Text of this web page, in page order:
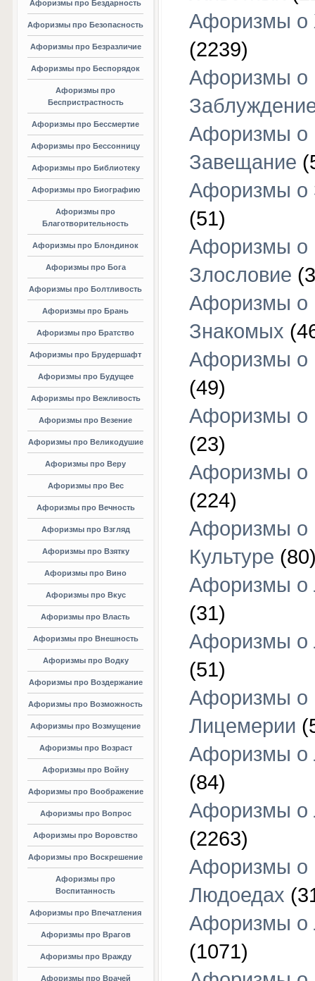
Афоризмы про Бездарность
Афоризмы про Безопасность
Афоризмы про Безразличие
Афоризмы про Беспорядок
Афоризмы про
Беспристрастность
Афоризмы про Бессмертие
Афоризмы про Бессонницу
Афоризмы про Библиотеку
Афоризмы про Биографию
Афоризмы про
Благотворительность
Афоризмы про Блондинок
Афоризмы про Бога
Афоризмы про Болтливость
Афоризмы про Брань
Афоризмы про Братство
Афоризмы про Брудершафт
Афоризмы про Будущее
Афоризмы про Вежливость
Афоризмы про Везение
Афоризмы про Великодушие
Афоризмы про Веру
Афоризмы про Вес
Афоризмы про Вечность
Афоризмы про Взгляд
Афоризмы про Взятку
Афоризмы про Вино
Афоризмы про Вкус
Афоризмы про Власть
Афоризмы про Внешность
Афоризмы про Водку
Афоризмы про Воздержание
Афоризмы про Возможность
Афоризмы про Возмущение
Афоризмы про Возраст
Афоризмы про Войну
Афоризмы про Воображение
Афоризмы про Вопрос
Афоризмы про Воровство
Афоризмы про Воскрешение
Афоризмы про
Воспитанность
Афоризмы про Впечатления
Афоризмы про Врагов
Афоризмы про Вражду
Афоризмы про Врачей
Афоризмы о
(2239)
Афоризмы о
Афоризмы о
Завещание
Афоризмы о
(51)
Афоризмы о
Злословие
Афоризмы о
Знакомых
Афоризмы о
(49)
Афоризмы о
(23)
Афоризмы о
(224)
Афоризмы о
Культуре
Афоризмы о
(31)
Афоризмы о
(51)
Афоризмы о
Лицемерии
Афоризмы о
(84)
Афоризмы о
(2263)
Афоризмы о
Людоедах
Афоризмы о
(1071)